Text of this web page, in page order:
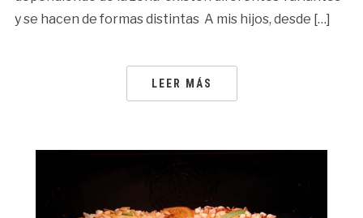
y se hacen de formas distintas A mis hijos, desde […]
LEER MÁS